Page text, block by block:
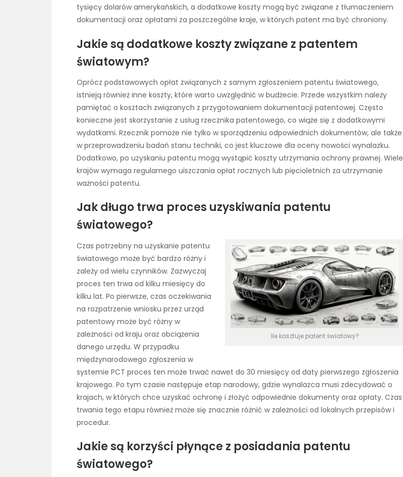
tysięcy dolarów amerykańskich, a dodatkowe koszty mogą być związane z tłumaczeniem
dokumentacji oraz opłatami za poszczególne kraje, w których patent ma być chroniony.
Jakie są dodatkowe koszty związane z patentem
światowym?
Oprócz podstawowych opłat związanych z samym zgłoszeniem patentu światowego,
istnieją również inne koszty, które warto uwzględnić w budżecie. Przede wszystkim należy
pamiętać o kosztach związanych z przygotowaniem dokumentacji patentowej. Często
konieczne jest skorzystanie z usług rzecznika patentowego, co wiąże się z dodatkowymi
wydatkami. Rzecznik pomoże nie tylko w sporządzeniu odpowiednich dokumentów, ale także
w przeprowadzeniu badań stanu techniki, co jest kluczowe dla oceny nowości wynalazku.
Dodatkowo, po uzyskaniu patentu mogą wystąpić koszty utrzymania ochrony prawnej. Wiele
krajów wymaga regularnego uiszczania opłat rocznych lub pięcioletnich za utrzymanie
ważności patentu.
Jak długo trwa proces uzyskiwania patentu
światowego?
Ile kosztuje patent światowy?
Czas potrzebny na uzyskanie patentu
światowego może być bardzo różny i
zależy od wielu czynników. Zazwyczaj
proces ten trwa od kilku miesięcy do
kilku lat. Po pierwsze, czas oczekiwania
na rozpatrzenie wniosku przez urząd
patentowy może być różny w
zależności od kraju oraz obciążenia
danego urzędu. W przypadku
międzynarodowego zgłoszenia w
systemie PCT proces ten może trwać nawet do 30 miesięcy od daty pierwszego zgłoszenia
krajowego. Po tym czasie następuje etap narodowy, gdzie wynalazca musi zdecydować o
krajach, w których chce uzyskać ochronę i złożyć odpowiednie dokumenty oraz opłaty. Czas
trwania tego etapu również może się znacznie różnić w zależności od lokalnych przepisów i
procedur.
Jakie są korzyści płynące z posiadania patentu
światowego?